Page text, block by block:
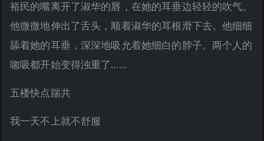
裕民的嘴离开了淑华的唇，在她的耳垂边轻轻的吹气。
他微微地伸出了舌头，顺着淑华的耳根滑下去。他细细
舔着她的耳垂，深深地吸允着她细白的脖子。两个人的
唿吸都开始变得浊重了……
五楼快点踹共
我一天不上就不舒服